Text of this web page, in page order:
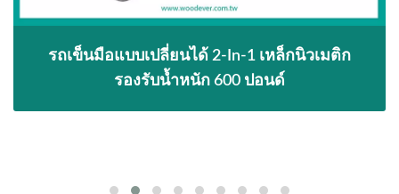
รถเข็นมือแบบเปลี่ยนได้ 2-In-1 เหล็กนิวเมติก
รองรับน้ำหนัก 600 ปอนด์